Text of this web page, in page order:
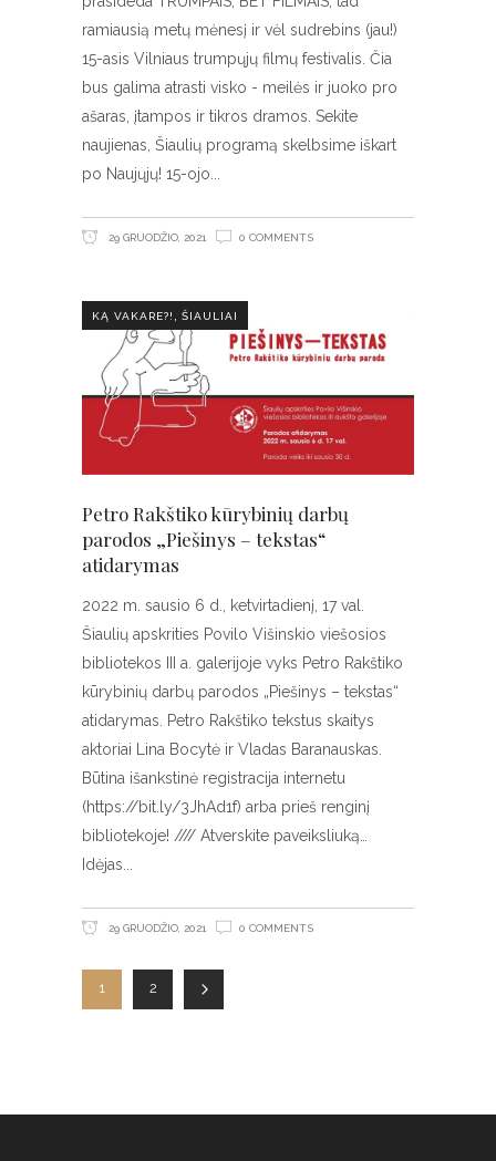
ramiausią metų mėnesį ir vėl sudrebins (jau!)
15-asis Vilniaus trumpųjų filmų festivalis. Čia
bus galima atrasti visko - meilės ir juoko pro
ašaras, įtampos ir tikros dramos. Sekite
naujienas, Šiaulių programą skelbsime iškart
po Naujųjų! 15-ojo
29 GRUODŽIO, 2021 0 COMMENTS
KĄ VAKARE?! , ŠIAULIAI
Petro Rakštiko kūrybinių darbų
parodos „Piešinys – tekstas“
atidarymas
2022 m. sausio 6 d., ketvirtadienį, 17 val.
Šiaulių apskrities Povilo Višinskio viešosios
bibliotekos III a. galerijoje vyks Petro Rakštiko
kūrybinių darbų parodos „Piešinys – tekstas“
atidarymas. Petro Rakštiko tekstus skaitys
aktoriai Lina Bocytė ir Vladas Baranauskas.
Būtina išankstinė registracija internetu
(https://bit.ly/3JhAd1f) arba prieš renginį
bibliotekoje! //// Atverskite paveiksliuką…
Idėjas
29 GRUODŽIO, 2021 0 COMMENTS
1 2